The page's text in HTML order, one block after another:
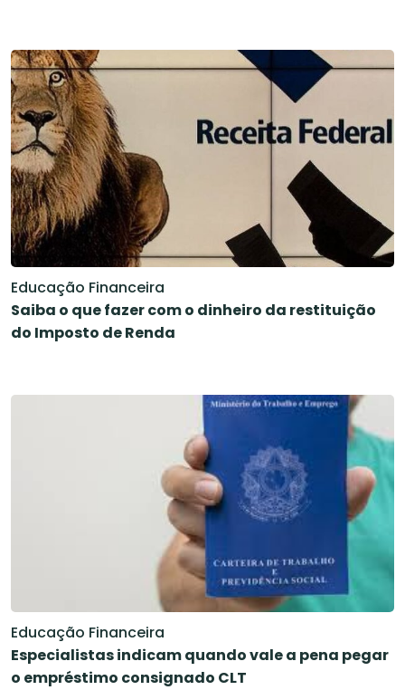
Educação Financeira
Saiba o que fazer com o dinheiro da restituição
do Imposto de Renda
Educação Financeira
Especialistas indicam quando vale a pena pegar
o empréstimo consignado CLT